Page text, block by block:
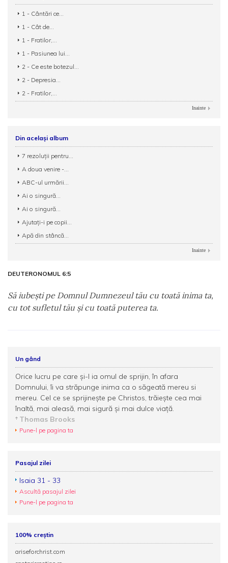
1 - Cântări ce...
1 - Cât de...
1 - Fratilor,...
1 - Pasiunea lui...
2 - Ce este botezul...
2 - Depresia...
2 - Fratilor,...
Inainte
Din același album
7 rezoluții pentru...
A doua venire -...
ABC-ul urmării...
Ai o singură...
Ai o singură...
Ajutați-i pe copii...
Apă din stâncă...
Inainte
DEUTERONOMUL 6:5
Să iubeşti pe Domnul Dumnezeul tău cu toată inima ta,
cu tot sufletul tău şi cu toată puterea ta.
Un gând
Orice lucru pe care şi-l ia omul de sprijin, în afara
Domnului, îi va străpunge inima ca o săgeată mereu si
mereu. Cel ce se sprijineşte pe Christos, trăieşte cea mai
înaltă, mai aleasă, mai sigură şi mai dulce viaţă.
Thomas Brooks
Pune-l pe pagina ta
Pasajul zilei
Isaia 31 - 33
Ascultă pasajul zilei
Pune-l pe pagina ta
100% creștin
ariseforchrist.com